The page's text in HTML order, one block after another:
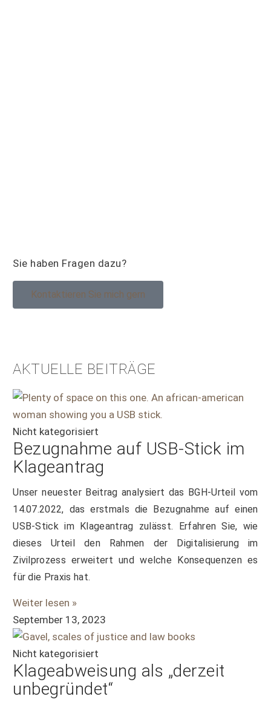
Sie haben Fragen dazu?
Kontaktieren Sie mich gern
AKTUELLE BEITRÄGE
Nicht kategorisiert
Bezugnahme auf USB-Stick im
Klageantrag
Unser neuester Beitrag analysiert das BGH-Urteil vom
14.07.2022, das erstmals die Bezugnahme auf einen
USB-Stick im Klageantrag zulässt. Erfahren Sie, wie
dieses Urteil den Rahmen der Digitalisierung im
Zivilprozess erweitert und welche Konsequenzen es
für die Praxis hat.
Weiter lesen »
September 13, 2023
Nicht kategorisiert
Klageabweisung als „derzeit
unbegründet“